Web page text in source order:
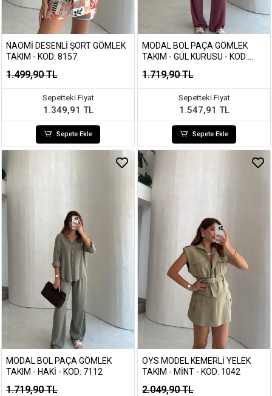
NAOMI DESENLI ŞORT GÖMLEK
TAKIM - KOD: 8157
1.499,90 TL
Sepetteki Fiyat
1.349,91 TL
Sepete Ekle
MODAL BOL PAÇA GÖMLEK
TAKIM - GÜL KURUSU - KOD:
1.719,90 TL
Sepetteki Fiyat
1.547,91 TL
Sepete Ekle
MODAL BOL PAÇA GÖMLEK
TAKIM - HAKI - KOD: 7112
1.719,90 TL
OYS MODEL KEMERLI YELEK
TAKIM - MINT - KOD: 1042
2.049,90 TL